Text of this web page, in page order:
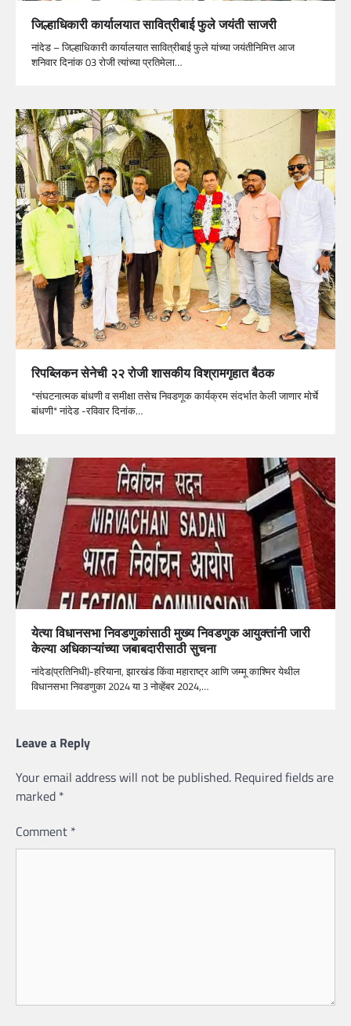
जिल्हाधिकारी कार्यालयात सावित्रीबाई फुले जयंती साजरी
नांदेड – जिल्हाधिकारी कार्यालयात सावित्रीबाई फुले यांच्या जयंतीनिमित्त आज
शनिवार दिनांक 03 रोजी त्यांच्या प्रतिमेला…
रिपब्लिकन सेनेची २२ रोजी शासकीय विश्रामगृहात बैठक
*संघटनात्मक बांधणी व समीक्षा तसेच निवडणूक कार्यक्रम संदर्भात केली जाणार मोर्चे
बांधणी* नांदेड -रविवार दिनांक…
येत्या विधानसभा निवडणुकांसाठी मुख्य निवडणुक आयुक्तांनी जारी
केल्या अधिकाऱ्यांच्या जबाबदारीसाठी सुचना
नांदेड(प्रतिनिधी)-हरियाना, झारखंड किंवा महाराष्ट्र आणि जम्मू काश्मिर येथील
विधानसभा निवडणुका 2024 या 3 नोव्हेंबर 2024,…
Leave a Reply
Your email address will not be published. Required fields are
marked *
Comment *